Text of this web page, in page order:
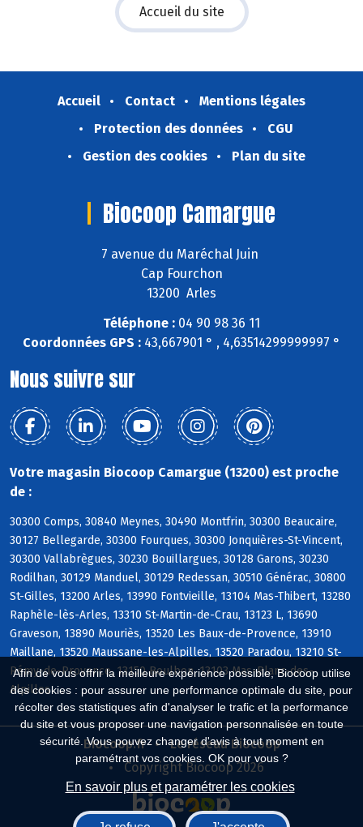
Afin de vous offrir la meilleure expérience possible, Biocoop utilise
des cookies : pour assurer une performance optimale du site, pour
récolter des statistiques afin d'analyser le trafic et la performance
du site et vous proposer une navigation personnalisée en toute
sécurité. Vous pouvez changer d'avis à tout moment en
paramétrant vos cookies. OK pour vous ?
En savoir plus et paramétrer les cookies
Accueil du site
Accueil Contact
Mentions légales
Protection des données
CGU
Gestion des cookies
Plan du site
Biocoop Camargue
7 avenue du Maréchal Juin
Cap Fourchon
13200 Arles
Téléphone : 04 90 98 36 11
Coordonnées GPS : 43,667901 ° , 4,63514299999997 °
Nous suivre sur
Votre magasin Biocoop Camargue (13200) est proche
de :
30300 Comps, 30840 Meynes, 30490 Montfrin, 30300 Beaucaire,
30127 Bellegarde, 30300 Fourques, 30300 Jonquières-St-Vincent,
30300 Vallabrègues, 30230 Bouillargues, 30128 Garons, 30230
Rodilhan, 30129 Manduel, 30129 Redessan, 30510 Générac, 30800
St-Gilles, 13200 Arles, 13990 Fontvieille, 13104 Mas-Thibert, 13280
Raphèle-lès-Arles, 13310 St-Martin-de-Crau, 13123 L, 13690
Graveson, 13890 Mouriès, 13520 Les Baux-de-Provence, 13910
Maillane, 13520 Maussane-les-Alpilles, 13520 Paradou, 13210 St-
Rémy-de-Provence, 13150 Boulbon, 13103 Mas-Blanc-des-
Alpilles
Biocoop.fr
Le réseau Biocoop
Copyright Biocoop 2026